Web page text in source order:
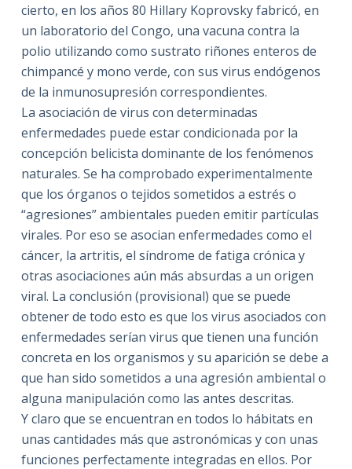
cierto, en los años 80 Hillary Koprovsky fabricó, en
un laboratorio del Congo, una vacuna contra la
polio utilizando como sustrato riñones enteros de
chimpancé y mono verde, con sus virus endógenos
de la inmunosupresión correspondientes.
La asociación de virus con determinadas
enfermedades puede estar condicionada por la
concepción belicista dominante de los fenómenos
naturales. Se ha comprobado experimentalmente
que los órganos o tejidos sometidos a estrés o
“agresiones” ambientales pueden emitir partículas
virales. Por eso se asocian enfermedades como el
cáncer, la artritis, el síndrome de fatiga crónica y
otras asociaciones aún más absurdas a un origen
viral. La conclusión (provisional) que se puede
obtener de todo esto es que los virus asociados con
enfermedades serían virus que tienen una función
concreta en los organismos y su aparición se debe a
que han sido sometidos a una agresión ambiental o
alguna manipulación como las antes descritas.
Y claro que se encuentran en todos lo hábitats en
unas cantidades más que astronómicas y con unas
funciones perfectamente integradas en ellos. Por